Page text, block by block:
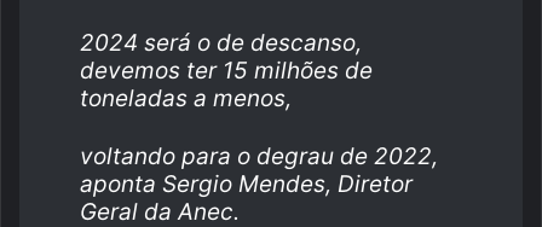
2024 será o de descanso,
devemos ter 15 milhões de
toneladas a menos,
voltando para o degrau de 2022,
aponta Sergio Mendes, Diretor
Geral da Anec.